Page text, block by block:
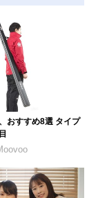
おすすめ8選 タイプ